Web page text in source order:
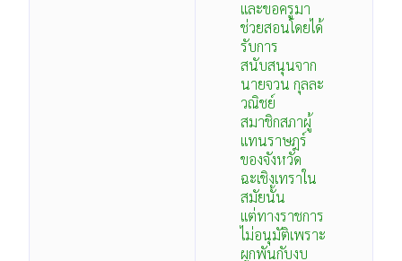
และขอครูมา
ช่วยสอนโดยได้
รับการ
สนับสนุนจาก
นายจวน กุลละ
วณิชย์
สมาชิกสภาผู้
แทนราษฎร์
ของจังหวัด
ฉะเชิงเทราใน
สมัยนั้น
แต่ทางราชการ
ไม่อนุมัติเพราะ
ผูกพันกับงบ